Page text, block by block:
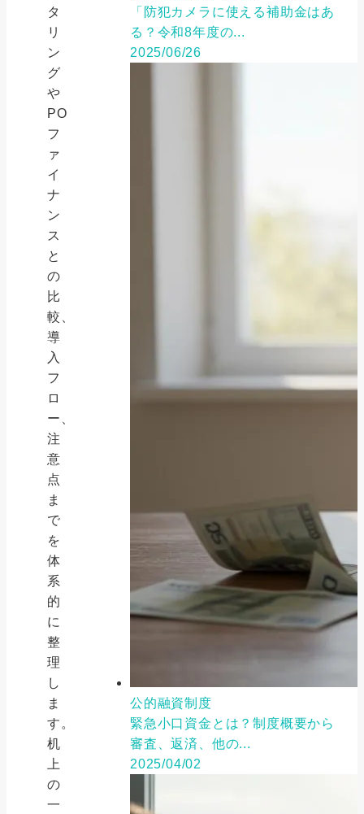
タ
リ
ン
グ
や
PO
フ
ァ
イ
ナ
ン
ス
と
の
比
較、
導
入
フ
ロ
ー、
注
意
点
ま
で
を
体
系
的
に
整
理
し
ま
す。
机
上
の
一
「防犯カメラに使える補助金はあ
る？令和8年度の...
2025/06/26
公的融資制度
緊急小口資金とは？制度概要から
審査、返済、他の...
2025/04/02